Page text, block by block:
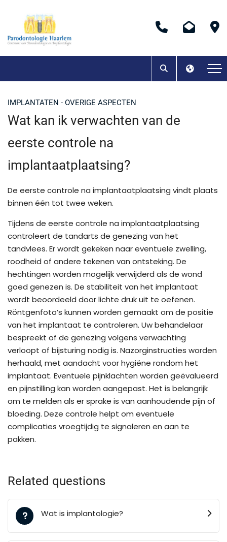
IMPLANTATEN - OVERIGE ASPECTEN
Wat kan ik verwachten van de
eerste controle na
implantaatplaatsing?
De eerste controle na implantaatplaatsing vindt plaats
binnen één tot twee weken.
Tijdens de eerste controle na implantaatplaatsing
controleert de tandarts de genezing van het
tandvlees. Er wordt gekeken naar eventuele zwelling,
roodheid of andere tekenen van ontsteking. De
hechtingen worden mogelijk verwijderd als de wond
goed genezen is. De stabiliteit van het implantaat
wordt beoordeeld door lichte druk uit te oefenen.
Röntgenfoto’s kunnen worden gemaakt om de positie
van het implantaat te controleren. Uw behandelaar
bespreekt of de genezing volgens verwachting
verloopt of bijsturing nodig is. Nazorginstructies worden
herhaald, met aandacht voor hygiëne rondom het
implantaat. Eventuele pijnklachten worden geëvalueerd
en pijnstilling kan worden aangepast. Het is belangrijk
om te melden als er sprake is van aanhoudende pijn of
bloeding. Deze controle helpt om eventuele
complicaties vroegtijdig te signaleren en aan te
pakken.
Related questions
Wat is implantologie?